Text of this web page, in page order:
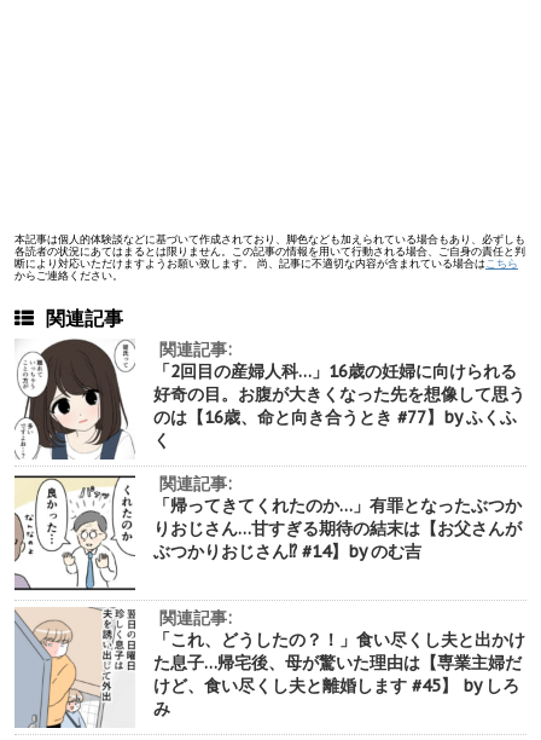
本記事は個人的体験談などに基づいて作成されており、脚色なども加えられている場合もあり、必ずしも
各読者の状況にあてはまるとは限りません。この記事の情報を用いて行動される場合、ご自身の責任と判
断により対応いただけますようお願い致します。 尚、記事に不適切な内容が含まれている場合はこちら
からご連絡ください。
関連記事
関連記事:
「2回目の産婦人科…」16歳の妊婦に向けられる
好奇の目。お腹が大きくなった先を想像して思う
のは【16歳、命と向き合うとき #77】by ふくふ
く
関連記事:
「帰ってきてくれたのか…」有罪となったぶつか
りおじさん…甘すぎる期待の結末は【お父さんが
ぶつかりおじさん⁉︎ #14】by のむ吉
関連記事:
「これ、どうしたの？！」食い尽くし夫と出かけ
た息子…帰宅後、母が驚いた理由は【専業主婦だ
けど、食い尽くし夫と離婚します #45】 by しろ
み